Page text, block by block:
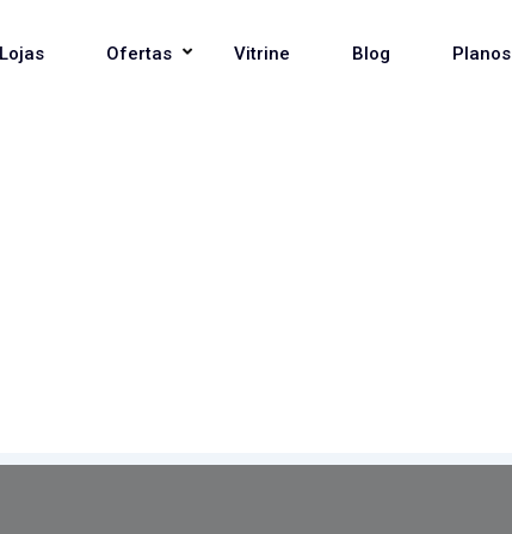
Lojas Ofertas Vitrine Blog Planos